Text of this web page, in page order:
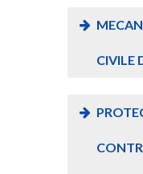
CIVILE